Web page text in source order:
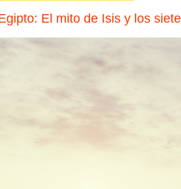
El mito de Isis y los